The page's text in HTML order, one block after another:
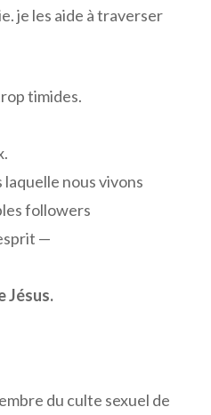
je les aide à traverser
timides.
nous vivons
followers
—
Jésus.
du culte sexuel de